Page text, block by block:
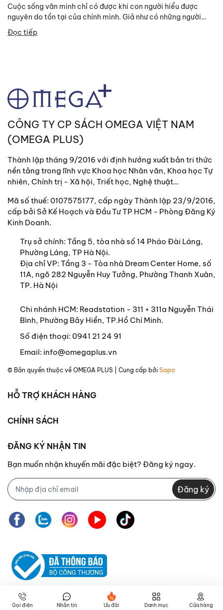
Cuộc sống văn minh chỉ có được khi con người hiểu được
nguyên do tồn tại của chính mình. Giả như có những người
ngoài hành...
Đọc tiếp
CÔNG TY CP SÁCH OMEGA VIỆT NAM
(OMEGA PLUS)
Thành lập tháng 9/2016 với định hướng xuất bản tri thức
nền tảng trong lĩnh vực Khoa học Nhân văn, Khoa học Tự
nhiên, Chính trị - Xã hội, Triết học, Nghệ thuật…
Mã số thuế: 0107575177, cấp ngày Thành lập 23/9/2016,
cấp bởi Sở Kế Hoạch và Đầu Tư TP HCM - Phòng Đăng Ký
Kinh Doanh.
Trụ sở chính: Tầng 5, tòa nhà số 14 Pháo Đài Láng,
Phường Láng, TP Hà Nội.
Địa chỉ VP: Tầng 3 - Tòa nhà Dream Center Home, số
11A, ngõ 282 Nguyễn Huy Tưởng, Phường Thanh Xuân,
TP. Hà Nội
Chi nhánh HCM: Readstation - 311 + 311a Nguyễn Thái
Bình, Phường Bảy Hiền, TP.Hồ Chí Minh.
Số điện thoại: 0941 21 24 91
Email: info@omegaplus.vn
© Bản quyền thuộc về OMEGA PLUS | Cung cấp bởi Sapo
HỖ TRỢ KHÁCH HÀNG
CHÍNH SÁCH
ĐĂNG KÝ NHẬN TIN
Bạn muốn nhận khuyến mãi đặc biệt? Đăng ký ngay.
Đăng ký
Gọi điện Nhắn tin Ưu đãi Danh mục Cửa hàng